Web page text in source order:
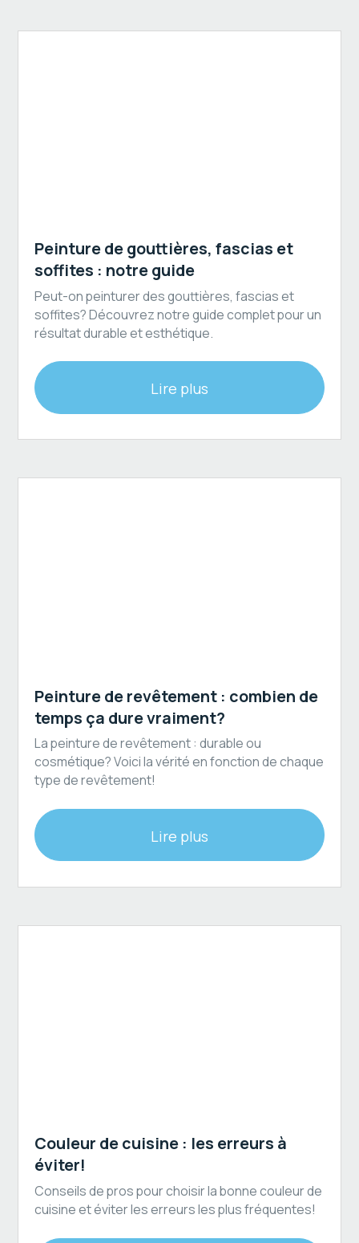
Peinture de gouttières, fascias et
soffites : notre guide
Peut-on peinturer des gouttières, fascias et
soffites? Découvrez notre guide complet pour un
résultat durable et esthétique.
Lire plus
Peinture de revêtement : combien de
temps ça dure vraiment?
La peinture de revêtement : durable ou
cosmétique? Voici la vérité en fonction de chaque
type de revêtement!
Lire plus
Couleur de cuisine : les erreurs à
éviter!
Conseils de pros pour choisir la bonne couleur de
cuisine et éviter les erreurs les plus fréquentes!